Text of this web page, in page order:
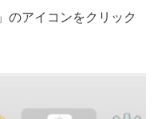
」のアイコンをクリック